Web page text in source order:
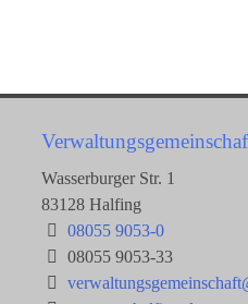
Wasserburger Str. 1
83128 Halfing
08055 9053-0
08055 9053-33